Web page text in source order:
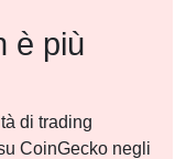
è più
di trading
CoinGecko negli